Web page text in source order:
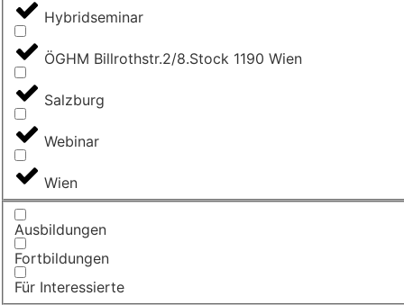
Hybridseminar
ÖGHM Billrothstr.2/8.Stock 1190 Wien
Salzburg
Webinar
Wien
Ausbildungen
Fortbildungen
Für Interessierte